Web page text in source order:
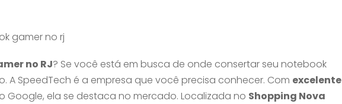
gamer no rj
no RJ? Se você está em busca de onde consertar seu notebook
A SpeedTech é a empresa que você precisa conhecer. Com excelente
Google, ela se destaca no mercado. Localizada no Shopping Nova